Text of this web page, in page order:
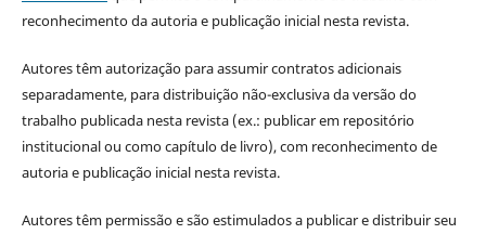
reconhecimento da autoria e publicação inicial nesta revista.
Autores têm autorização para assumir contratos adicionais
separadamente, para distribuição não-exclusiva da versão do
trabalho publicada nesta revista (ex.: publicar em repositório
institucional ou como capítulo de livro), com reconhecimento de
autoria e publicação inicial nesta revista.
Autores têm permissão e são estimulados a publicar e distribuir seu